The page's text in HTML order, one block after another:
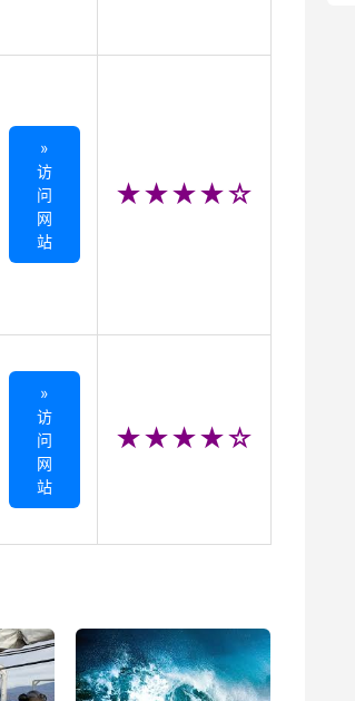
»
访
问
网
站
★★★★☆
»
访
问
网
站
★★★★☆